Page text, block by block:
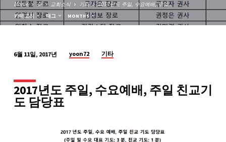
Home 글 교회소식 기타 2017년도 주일, 수요예배, 주일…
카테고리 태그 MONTHS
년
도
주
6월 11일, 2017년 yoon72 기타
2017년도 주일, 수요예배, 주일 친교기
도 담당표